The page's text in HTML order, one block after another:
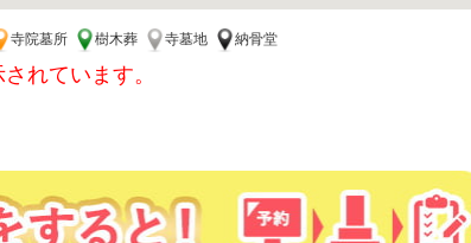
寺院墓所 樹木葬 寺墓地 納骨堂
れています。